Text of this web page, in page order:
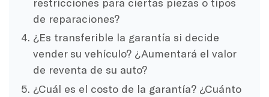
de reparaciones?
¿Es transferible la garantía si decide
vender su vehículo? ¿Aumentará el valor
de reventa de su auto?
¿Cuál es el costo de la garantía? ¿Cuánto